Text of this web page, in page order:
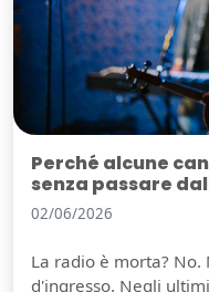
Perché alcune
senza passare
02/06/2026
La radio è morta?
d'ingresso. Negli